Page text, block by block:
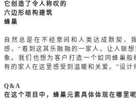
它创造了令人称叹的
六边形结构建筑
蜂巢
自然总是在不经意间和人类达成默契，
感，“看到这其乐融融的一家人，让人联
象。我们也想为客户打造一个如同蜂巢
有的家人在这里感受到温暖和关爱。”设计
Q&A
在这个项目中，蜂巢元素具体体现在哪里呢